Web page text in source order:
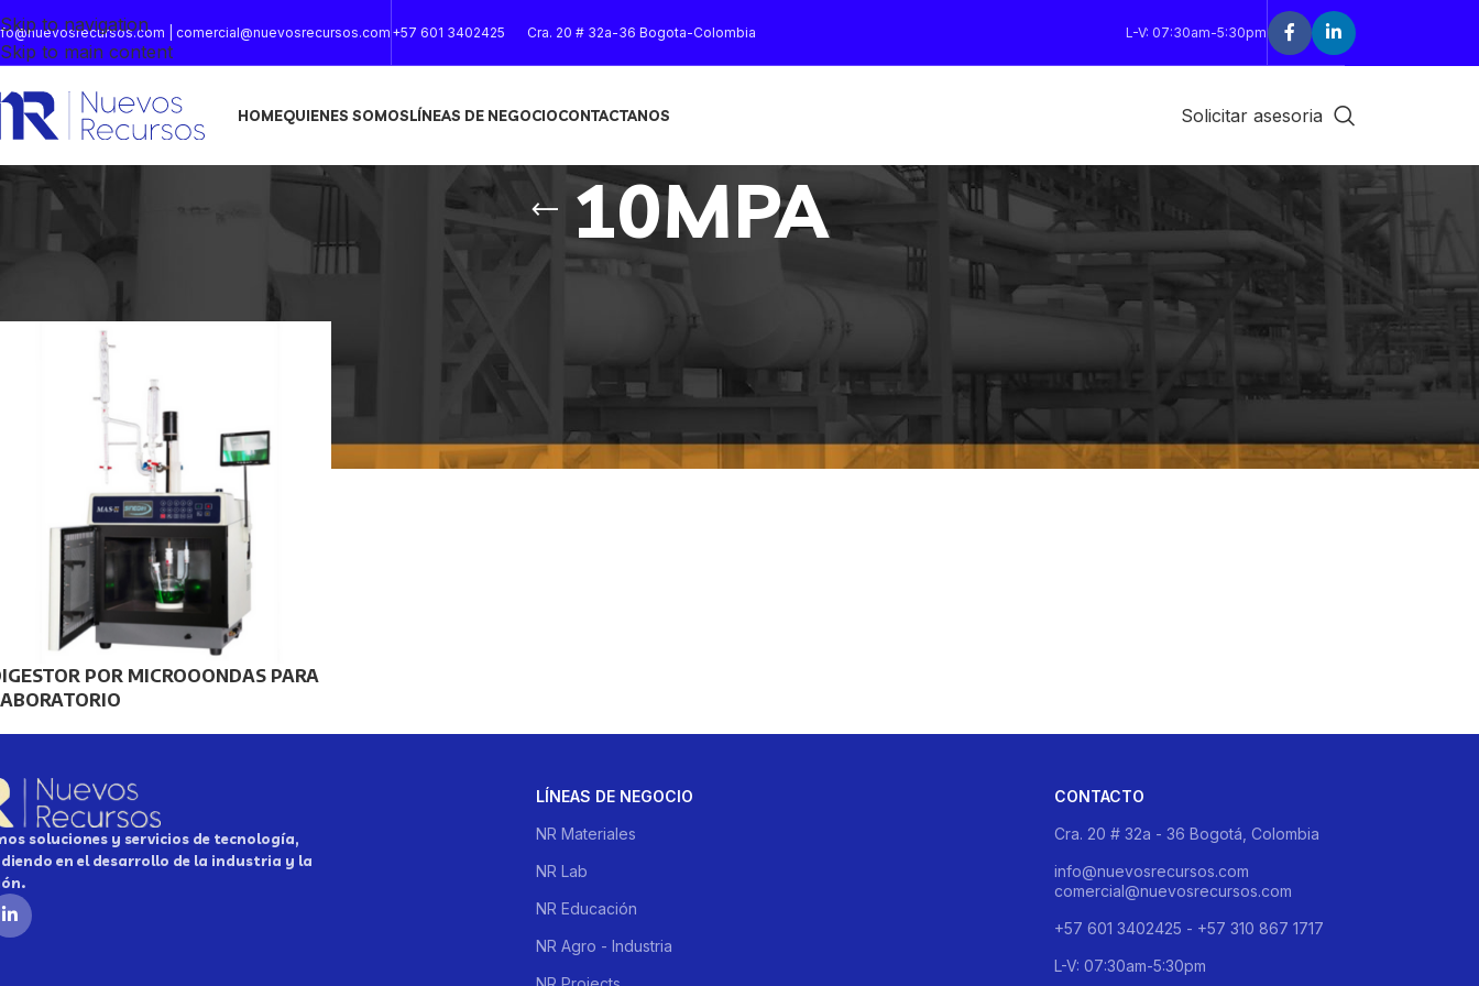
Skip to navigation
Skip to main content
| comercial@nuevosrecursos.com +57 601 3402425 Cra. 20 # 32a-36 Bogota-Colombia L-V: 07:30am-5:30pm
HOMEQUIENES SOMOSLÍNEAS DE NEGOCIOCONTACTANOS Solicitar asesoria
10MPA
18
POR MICROOONDAS PARA
soluciones y servicios de tecnología,
en el desarrollo de la industria y la
LÍNEAS DE NEGOCIO
NR Materiales
NR Lab
NR Educación
NR Agro - Industria
CONTACTO
Cra. 20 # 32a - 36 Bogotá, Colombia
info@nuevosrecursos.com
comercial@nuevosrecursos.com
+57 601 3402425 - +57 310 867 1717
L-V: 07:30am-5:30pm